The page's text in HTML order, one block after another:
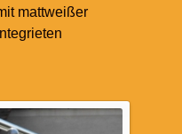
mattweißer